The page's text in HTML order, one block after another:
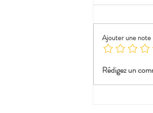
Promo :
Ajouter une note
Rédigez un